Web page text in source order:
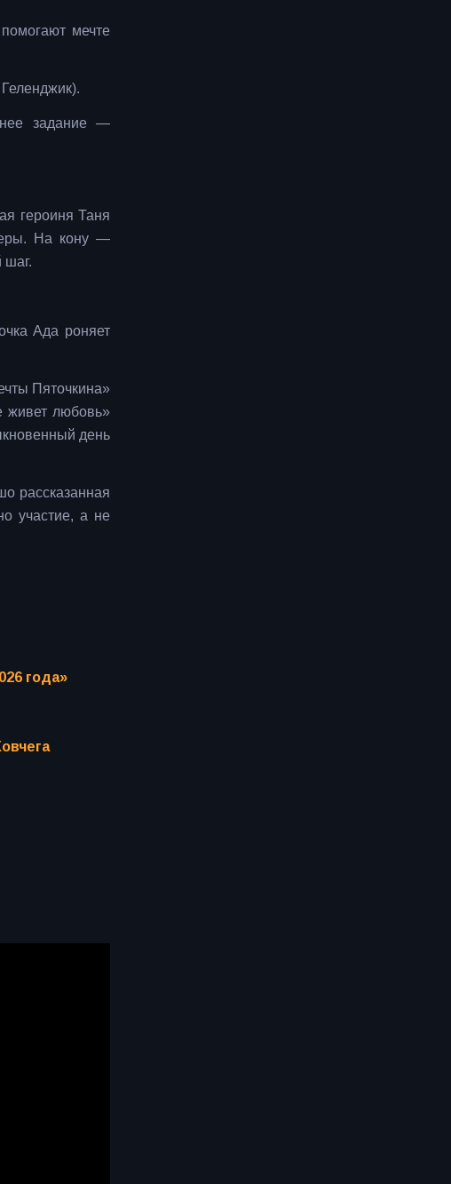
мечте
задание —
героиня Таня
На кону —
шаг.
Ада роняет
Пяточкина»
живет любовь»
день
рассказанная
участие, а не
года»